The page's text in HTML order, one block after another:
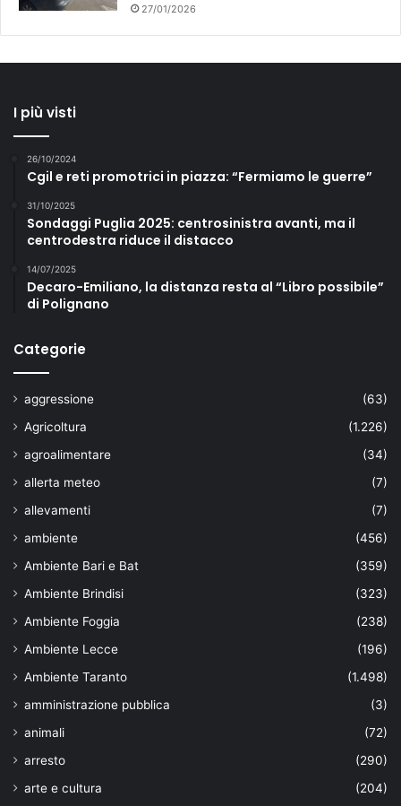
27/01/2026
I più visti
26/10/2024
Cgil e reti promotrici in piazza: “Fermiamo le guerre”
31/10/2025
Sondaggi Puglia 2025: centrosinistra avanti, ma il
centrodestra riduce il distacco
14/07/2025
Decaro-Emiliano, la distanza resta al “Libro possibile”
di Polignano
Categorie
aggressione
(63)
Agricoltura
(1.226)
agroalimentare
(34)
allerta meteo
(7)
allevamenti
(7)
ambiente
(456)
Ambiente Bari e Bat
(359)
Ambiente Brindisi
(323)
Ambiente Foggia
(238)
Ambiente Lecce
(196)
Ambiente Taranto
(1.498)
amministrazione pubblica
(3)
animali
(72)
arresto
(290)
arte e cultura
(204)